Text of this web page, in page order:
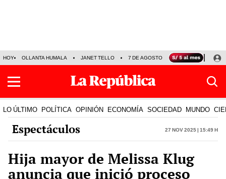
HOY OLLANTA HUMALA JANET TELLO 7 DE AGOSTO TINKA RESULTADOS
LO ÚLTIMO POLÍTICA OPINIÓN ECONOMÍA SOCIEDAD MUNDO
Espectáculos 27 Nov 2025 | 15:49 h
Hija mayor de Melissa Klug
anuncia que inició proceso